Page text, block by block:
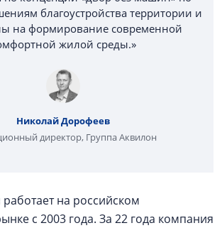
благоустройства территории и
на формирование современной
жилой среды.»
Николай Дорофеев
директор, Группа Аквилон
на российском
с 2003 года. За 22 года компания